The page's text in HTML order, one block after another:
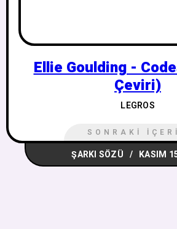
Ellie Goulding -
Çeviri)
LEGROS
SONRAKI
ŞARKI SÖZÜ KASIM